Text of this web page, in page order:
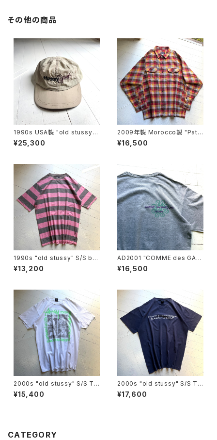
その他の商品
1990s USA製 "old stussy"
cap
¥25,300
2009年製 Morocco製 "Pata
gonia" heavy flannel shirt
¥16,500
1990s "old stussy" S/S bo
arder T-shirt
¥13,200
AD2001 "COMME des GAR
ÇONS HOMME" S/S T-shirt
¥16,500
2000s "old stussy" S/S T-
shirt
¥15,400
2000s "old stussy" S/S T-
shirt
¥17,600
CATEGORY